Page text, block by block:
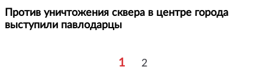
Против уничтожения сквера в центре города
выступили павлодарцы
1 2